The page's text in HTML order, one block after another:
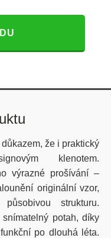
že i praktický
klenotem.
výrazné prošívání –
originální vzor,
strukturu.
potah, díky
po dlouhá léta.